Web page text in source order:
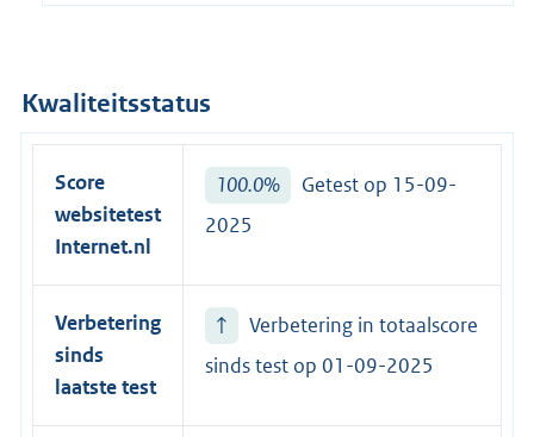
k
Kwaliteitsstatus
Score
websitetest
Internet.nl
100.0%
Getest op 15-09-
2025
Verbetering
sinds
laatste test
↑
Verbetering in totaalscore
sinds test op 01-09-2025